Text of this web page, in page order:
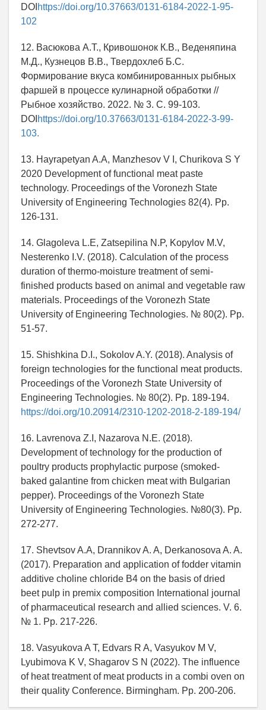
DOI https://doi.org/10.37663/0131-6184-2022-1-95-
102
12. Васюкова А.Т., Кривошонок К.В., Веденяпина
М.Д., Кузнецов В.В., Твердохлеб Б.С.
Формирование вкуса комбинированных рыбных
фаршей в процессе кулинарной обработки //
Рыбное хозяйство. 2022. № 3. С. 99-103.
DOI https://doi.org/10.37663/0131-6184-2022-3-99-
103.
13. Hayrapetyan A.A, Manzhesov V I, Churikova S Y
2020 Development of functional meat paste
technology. Proceedings of the Voronezh State
University of Engineering Technologies 82(4). Pp.
126-131.
14. Glagoleva L.E, Zatsepilina N.P, Kopylov M.V,
Nesterenko I.V. (2018). Calculation of the process
duration of thermo-moisture treatment of semi-
finished products based on animal and vegetable raw
materials. Proceedings of the Voronezh State
University of Engineering Technologies. № 80(2). Рp.
51-57.
15. Shishkina D.I., Sokolov A.Y. (2018). Analysis of
foreign technologies for the functional meat products.
Proceedings of the Voronezh State University of
Engineering Technologies. № 80(2). Рp. 189-194.
https://doi.org/10.20914/2310-1202-2018-2-189-194/
16. Lavrenova Z.I, Nazarova N.E. (2018).
Development of technology for the production of
poultry products prophylactic purpose (smoked-
baked galantine from chicken meat with Bulgarian
pepper). Proceedings of the Voronezh State
University of Engineering Technologies. №80(3). Рp.
272-277.
17. Shevtsov A.A, Drannikov A. A, Derkanosova A. A.
(2017). Preparation and application of fodder vitamin
additive choline chloride B4 on the basis of dried
beet pulp in premix composition International journal
of pharmaceutical research and allied sciences. V. 6.
№ 1. Pp. 217-226.
18. Vasyukova A T, Edvars R A, Vasyukov M V,
Lyubimova K V, Shagarov S N (2022). The influence
of heat treatment of meat products in a combi oven on
their quality Conference. Birmingham. Рp. 200-206.